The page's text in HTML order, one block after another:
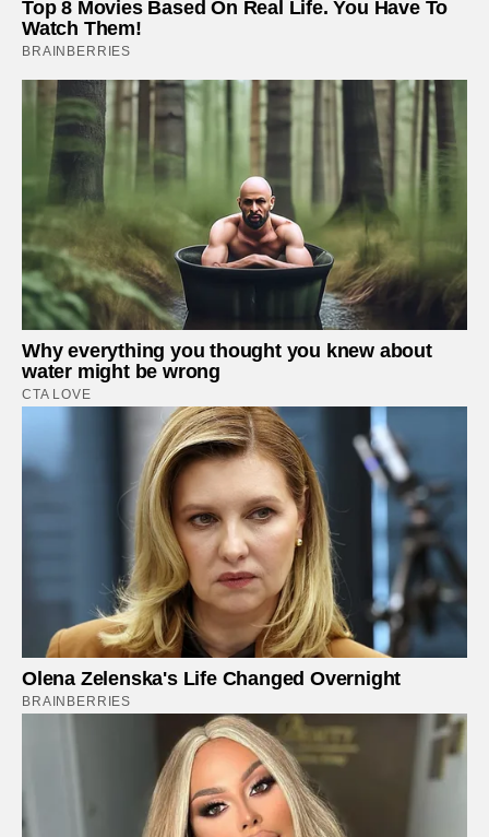
Top 8 Movies Based On Real Life. You Have To
Watch Them!
BRAINBERRIES
Why everything you thought you knew about
water might be wrong
CTA LOVE
Olena Zelenska's Life Changed Overnight
BRAINBERRIES